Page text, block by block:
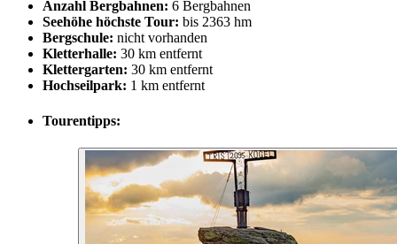
Anzahl Bergbahnen: 6 Bergbahnen
Seehöhe höchste Tour: bis 2363 hm
Bergschule: nicht vorhanden
Kletterhalle: 30 km entfernt
Klettergarten: 30 km entfernt
Hochseilpark: 1 km entfernt
Tourentipps: